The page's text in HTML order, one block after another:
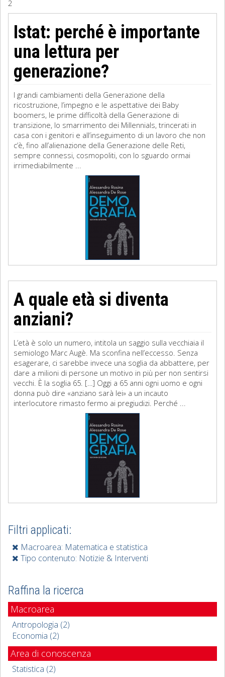
Filosofia
Diritto
2
Istat: perché è importante
una lettura per
generazione?
I grandi cambiamenti della Generazione della
ricostruzione, l’impegno e le aspettative dei Baby
boomers, le prime difficoltà della Generazione di
transizione, lo smarrimento dei Millennials, trincerati in
casa con i genitori e all’inseguimento di un lavoro che non
c’è, fino all’alienazione della Generazione delle Reti,
sempre connessi, cosmopoliti, con lo sguardo ormai
irrimediabilmente ...
A quale età si diventa
anziani?
L’età è solo un numero, intitola un saggio sulla vecchiaia il
semiologo Marc Augè. Ma sconfina nell’eccesso. Senza
esagerare, ci sarebbe invece una soglia da abbattere, per
dare a milioni di persone un motivo in più per non sentirsi
vecchi. È la soglia 65. […] Oggi a 65 anni ogni uomo e ogni
donna può dire «anziano sarà lei» a un incauto
interlocutore rimasto fermo ai pregiudizi. Perché ...
Filtri applicati:
Macroarea: Matematica e statistica
Tipo contenuto: Notizie & Interventi
Raffina la ricerca
Macroarea
Antropologia (2)
Economia (2)
Area di conoscenza
Statistica (2)